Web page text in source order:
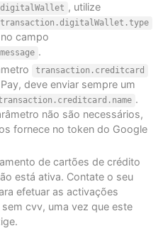
, utilize
transaction.digitalWallet.type
campo
.
transaction.creditcard
deve enviar sempre um
.
não são necessários,
fornece no token do Google
de cartões de crédito
está ativa. Contate o seu
efetuar as activações
cvv, uma vez que este